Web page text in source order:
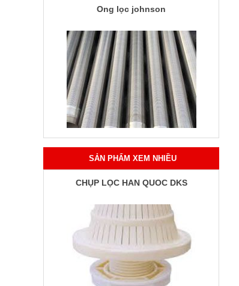
Ống lọc johnson
SẢN PHẨM XEM NHIỀU
CHỤP LỌC HÀN QUỐC DKS